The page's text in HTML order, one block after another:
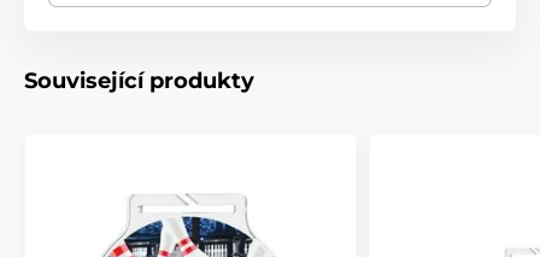
Související produkty